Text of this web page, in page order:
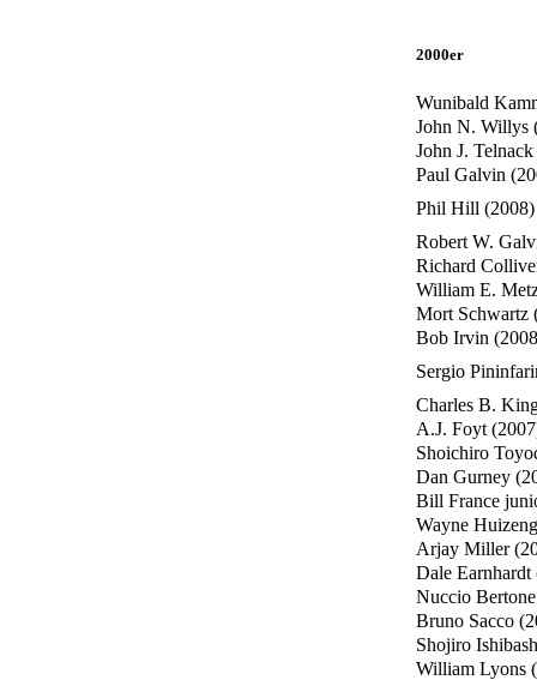
2000er
Wunibald
John N. Willys
John J.
Paul Galvin
Phil Hill (2008)
Robert W.
Richard
William E.
Mort Schwartz
Bob Irvin
Sergio
Charles B.
A.J. Foyt
Shoichiro
Dan Gurney
Bill France
Wayne
Arjay Miller
Dale Earnhardt
Nuccio
Bruno Sacco
Shojiro
William Lyons